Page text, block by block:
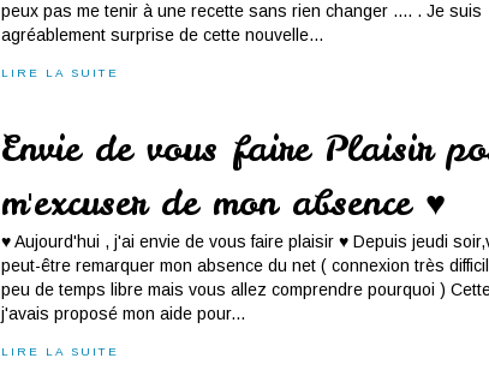
peux pas me tenir à une recette sans rien changer .... . Je suis
agréablement surprise de cette nouvelle...
LIRE LA SUITE
Envie de vous faire Plaisir
m'excuser de mon absence ♥
♥ Aujourd'hui , j'ai envie de vous faire plaisir ♥ Depuis jeudi
peut-être remarquer mon absence du net ( connexion très
peu de temps libre mais vous allez comprendre pourquoi )
j'avais proposé mon aide pour...
LIRE LA SUITE